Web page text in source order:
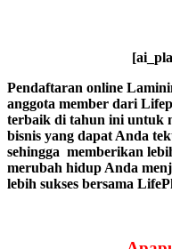
Pendaftaran online
anggota member dari
terbaik di tahun ini untuk
bisnis yang dapat Anda
sehingga memberikan
merubah hidup Anda
lebih sukses bersama